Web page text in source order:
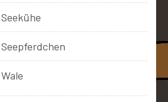
Seekühe
Seepferdchen
Wale